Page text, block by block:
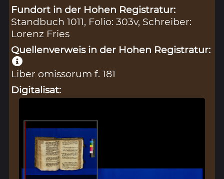
Fundort in der Hohen Registratur:
Standbuch 1011, Folio: 303v, Schreiber:
Lorenz Fries
Quellenverweis in der Hohen Registratur:
Liber omissorum f. 181
Digitalisat: